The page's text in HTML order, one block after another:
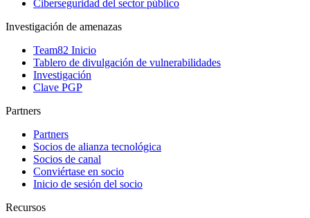
Ciberseguridad del sector público
Investigación de amenazas
Team82 Inicio
Tablero de divulgación de vulnerabilidades
Investigación
Clave PGP
Partners
Partners
Socios de alianza tecnológica
Socios de canal
Conviértase en socio
Inicio de sesión del socio
Recursos